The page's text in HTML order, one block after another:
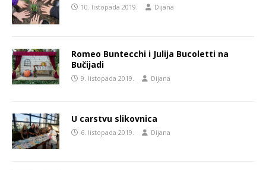
10. listopada 2019. Dijana
Romeo Buntecchi i Julija Bucoletti na
Bučijadi
9. listopada 2019. Dijana
U carstvu slikovnica
6. listopada 2019. Dijana